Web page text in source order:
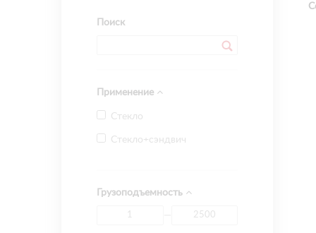
Поиск
Применение
Стекло
Стекло+сэндвич
Грузоподъемность